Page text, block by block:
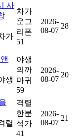
사
가
차가
운그
리폰
51
2026-
08-07
28
생
야생
의까
마귀
59
2026-
08-07
20
렬
격렬
한분
석가
41
2026-
08-07
21